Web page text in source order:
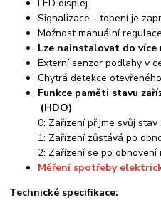
LED displej
Signalizace - topení je
Možnost manuální
Lze nainstalovat do více
Externí senzor podlahy v
Chytrá detekce
Funkce paměti stavu
(HDO)
0: Zařízení přijme svůj
1: Zařízení zůstává po
2: Zařízení se po obnovení
Měření spotřeby
Technické specifikace: